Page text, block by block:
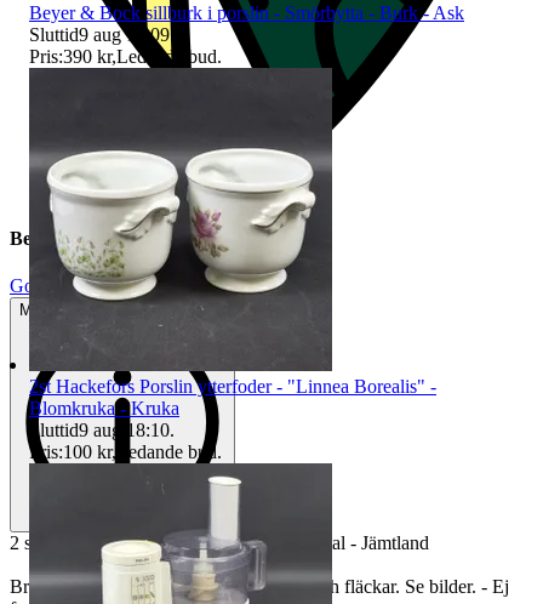
Beskrivning
Gott använt skick
Mindre tecken på användning
2 st. Tråg i trä - Trätråg - Allmoge - 1800-tal - Jämtland
Bruksslitage så som repor, skavmärken och fläckar. Se bilder. - Ej
Beyer & Bock sillburk i porslin - Smörbytta - Burk - Ask
Sluttid9 aug 18:09.
Pris:390 kr,Ledande bud.
2st Hackefors Porslin ytterfoder - "Linnea Borealis" -
Blomkruka - Kruka
Sluttid9 aug 18:10.
Pris:100 kr, Ledande bud.